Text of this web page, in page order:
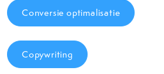
Conversie optimalisatie
Copywriting